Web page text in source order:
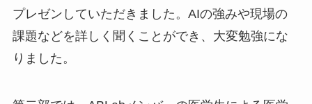
プレゼンしていただきました。AIの強みや現場の
課題などを詳しく聞くことができ、大変勉強にな
りました。